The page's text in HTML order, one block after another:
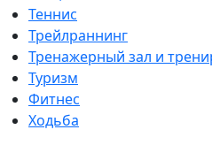
Теннис
Трейлраннинг
Тренажерный зал и
Туризм
Фитнес
Ходьба